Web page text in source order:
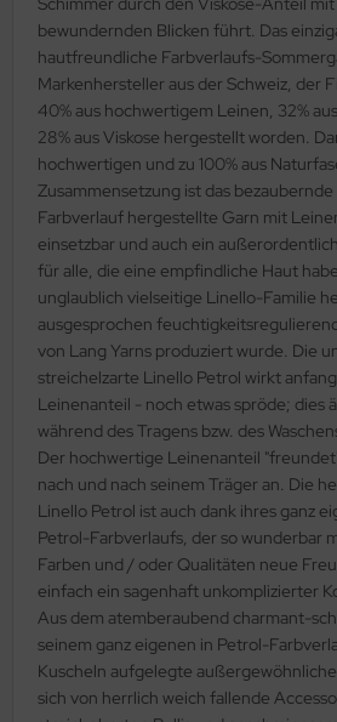
bewundernden Blicken führt. Das
hautfreundliche Farbverlaufs-
Markenhersteller aus der Schweiz, der
40% aus hochwertigem Leinen, 32%
28% aus Viskose hergestellt worden.
hochwertigen und zu 100% aus
Zusammensetzung ist das
Farbverlauf hergestellte Garn mit
einsetzbar und auch ein
für alle, die eine empfindliche Haut
unglaublich vielseitige Linello-Familie
ausgesprochen
von Lang Yarns produziert wurde. Die
streichelzarte Linello Petrol wirkt
Leinenanteil - noch etwas spröde; dies
während des Tragens bzw. des
Der hochwertige Leinenanteil
nach und nach seinem Träger an. Die
Linello Petrol ist auch dank ihres ganz
Petrol-Farbverlaufs, der so wunderbar
Farben und / oder Qualitäten neue
einfach ein sagenhaft unkomplizierter
Aus dem atemberaubend charmant-
seinem ganz eigenen in Petrol-
Kuscheln aufgelegte
sich von herrlich weich fallende